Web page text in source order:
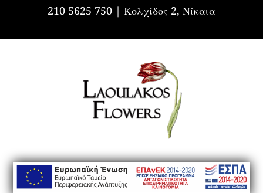
210 5625 750 | Κολχίδος 2, Νίκαια